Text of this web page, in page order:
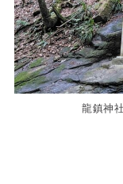
龍鎮神